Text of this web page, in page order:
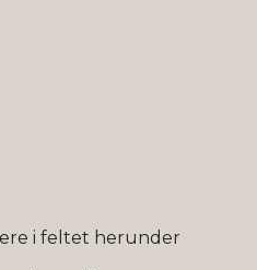
i feltet herunder